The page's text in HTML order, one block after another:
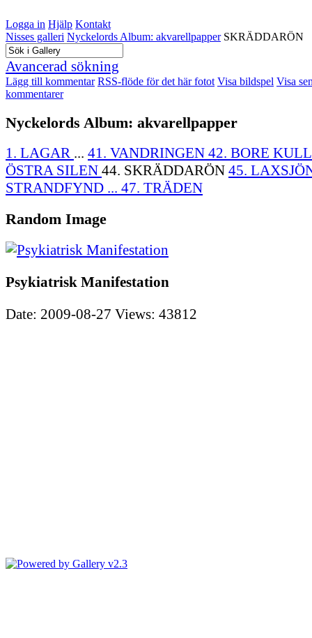
Logga in Hjälp Kontakt
Nisses galleri Nyckelords Album: akvarellpapper SKRÄDDARÖN
Avancerad sökning
Lägg till kommentar RSS-flöde för det här fotot Visa bildspel Visa
kommentarer
Nyckelords Album: akvarellpapper
1. LAGAR ... 41. VANDRINGEN 42. BORE
ÖSTRA SILEN 44. SKRÄDDARÖN 45.
STRANDFYND ... 47. TRÄDEN
Random Image
Psykiatrisk Manifestation
Date: 2009-08-27 Views: 43812